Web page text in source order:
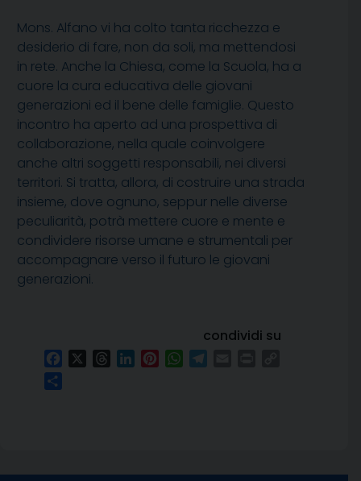
Mons. Alfano vi ha colto tanta ricchezza e
desiderio di fare, non da soli, ma mettendosi
in rete. Anche la Chiesa, come la Scuola, ha a
cuore la cura educativa delle giovani
generazioni ed il bene delle famiglie. Questo
incontro ha aperto ad una prospettiva di
collaborazione, nella quale coinvolgere
anche altri soggetti responsabili, nei diversi
territori. Si tratta, allora, di costruire una strada
insieme, dove ognuno, seppur nelle diverse
peculiarità, potrà mettere cuore e mente e
condividere risorse umane e strumentali per
accompagnare verso il futuro le giovani
generazioni.
condividi su
FacebookThreadsLinkedInPinterestWhatsApp